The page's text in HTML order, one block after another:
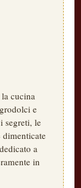
cucina
e
segreti, le
dimenticate
a
in